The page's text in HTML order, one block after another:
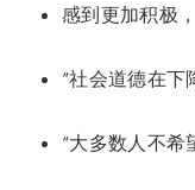
感到更加积极，
“社会道德在下
“大多数人不希